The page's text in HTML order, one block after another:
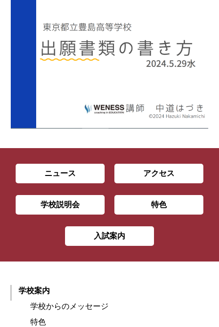
ニュース アクセス
学校説明会 特色
入試案内
学校案内
学校からのメッセージ
特色